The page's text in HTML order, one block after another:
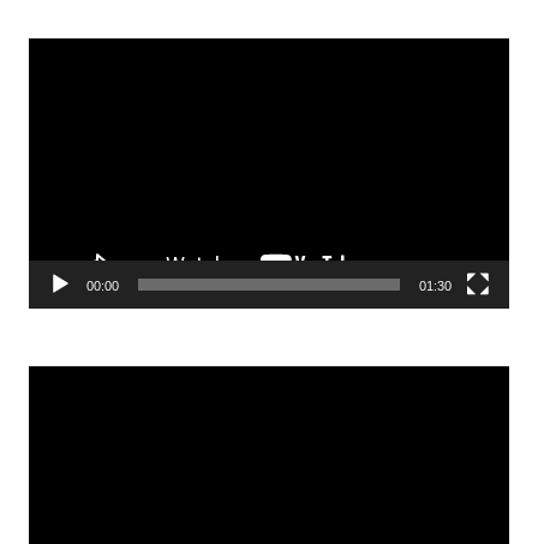
Odtwarzacz
00:00 01:30
Odtwarzacz